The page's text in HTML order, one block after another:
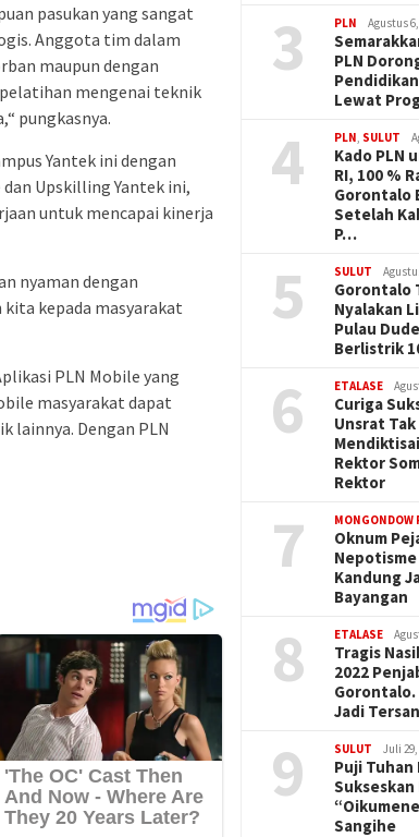
pasukan yang sangat
Anggota tim dalam
maupun dengan
mengenai teknik
pungkasnya.
Yantek ini dengan
Upskilling Yantek ini,
untuk mencapai kinerja
nyaman dengan
kita kepada masyarakat
PLN Mobile yang
masyarakat dapat
lainnya. Dengan PLN
3 PLN Agustus
PLN
Pendidikan
Lewat
4 PLN SULUT
Kado PLN
RI, 100 %
Gorontalo
Setelah
P…
5 SULUT
Gorontalo
Nyalakan
Pulau
Berlistrik
6 ETALASE
Curiga
Unsrat Tak
Rektor
Rektor
7 MONGONDOW
Oknum
Kandung
Bayangan
8 ETALASE
Tragis
2022
Gorontalo.
Jadi
9 SULUT Juli 29,
Puji Tuhan
Sukseskan
Sangihe